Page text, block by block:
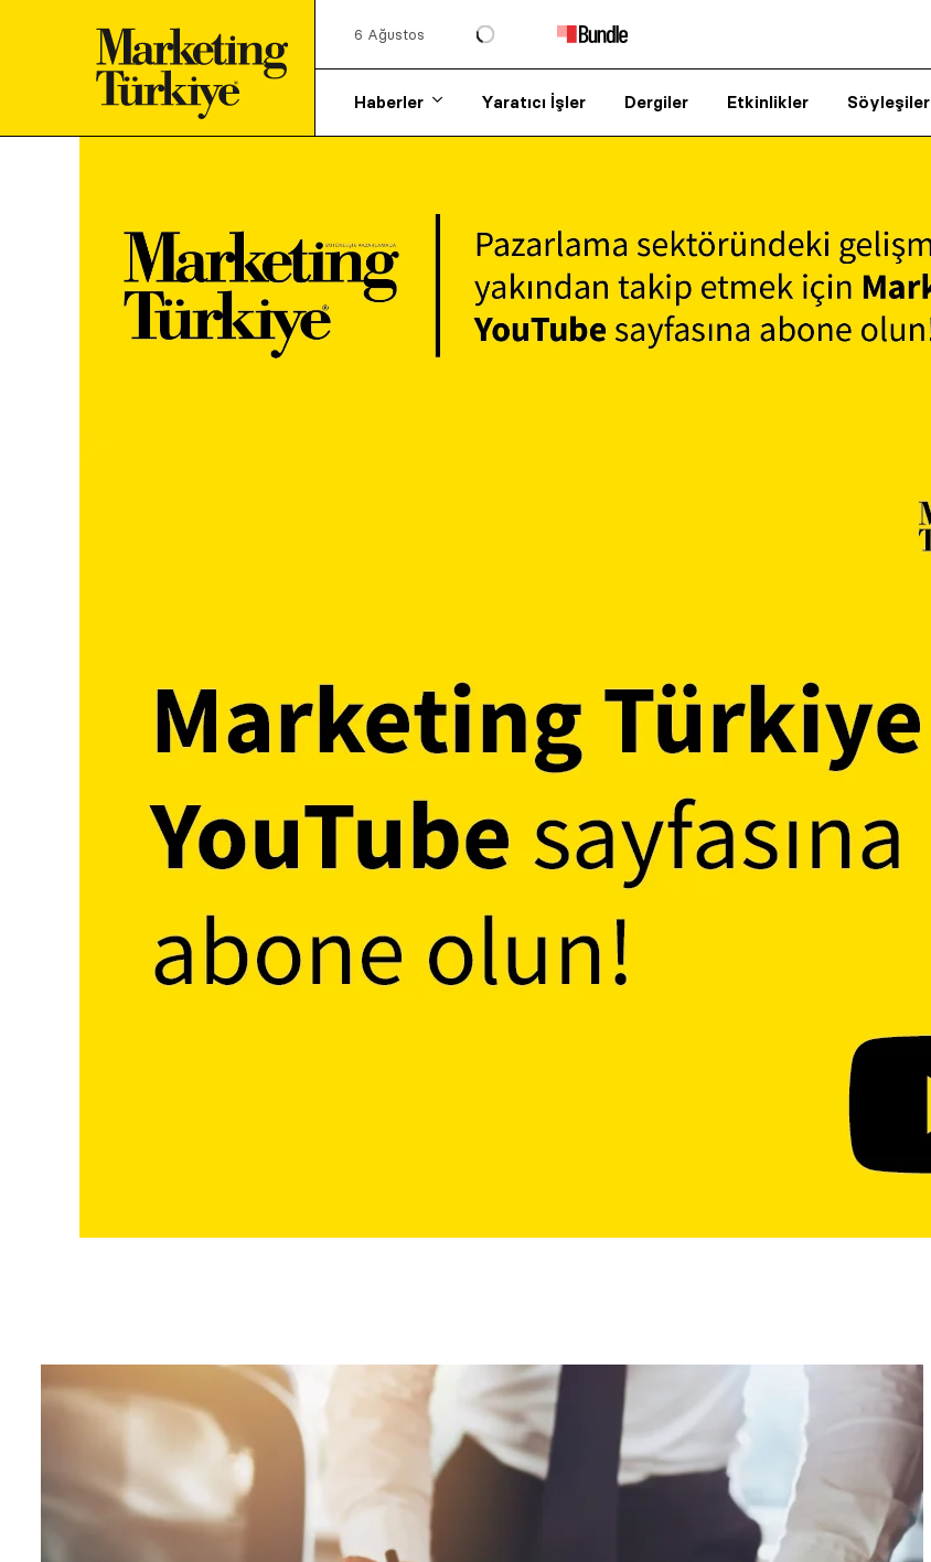
6 Ağustos
Haberler Yaratıcı İşler Dergiler Etkinlikler Söyleşiler